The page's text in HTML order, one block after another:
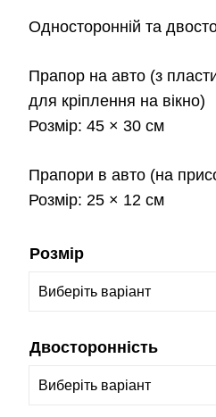
Односторонній та
Прапор на авто (з
для кріплення на вікно)
Розмір: 45 × 30 см
Прапори в авто (на
Розмір: 25 × 12 см
Розмір
Двосторонність